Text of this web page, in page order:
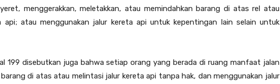
menggerakkan, meletakkan, atau memindahkan barang di atas rel atau
api; atau menggunakan jalur kereta api untuk kepentingan lain selain untuk
199 disebutkan juga bahwa setiap orang yang berada di ruang manfaat jalan
di atas atau melintasi jalur kereta api tanpa hak, dan menggunakan jalur